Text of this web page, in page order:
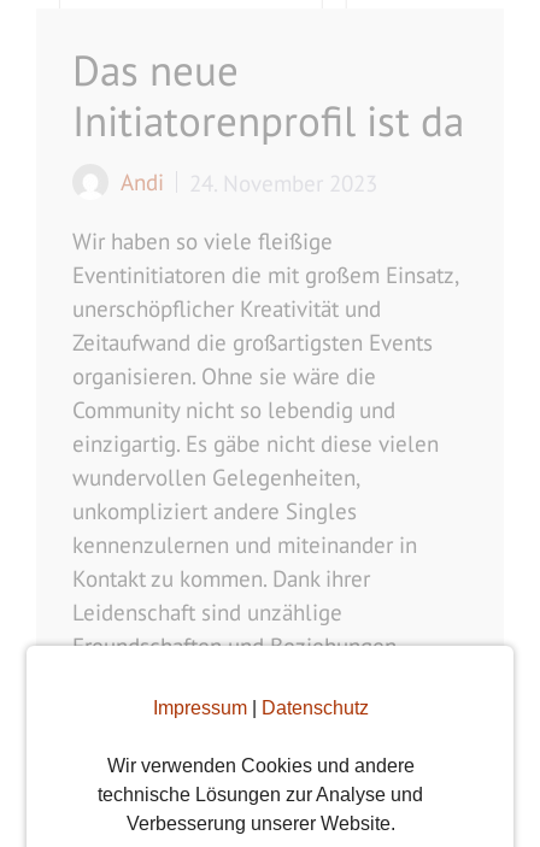
Impressum| Datenschutz
Wir verwenden Cookies und andere
technische Lösungen zur Analyse und
Verbesserung unserer Website.
Das neue
Initiatorenprofil ist da
Andi
24. November 2023
Wir haben so viele fleißige
Eventinitiatoren die mit großem Einsatz,
unerschöpflicher Kreativität und
Zeitaufwand die großartigsten Events
organisieren. Ohne sie wäre die
Community nicht so lebendig und
einzigartig. Es gäbe nicht diese vielen
wundervollen Gelegenheiten,
unkompliziert andere Singles
kennenzulernen und miteinander in
Kontakt zu kommen. Dank ihrer
Leidenschaft sind unzählige
Freundschaften und Beziehungen